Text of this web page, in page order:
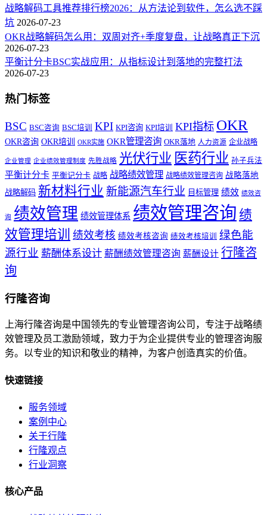
战略解码工具推荐排行榜2026：从方法论到软件，怎么选不踩
坑 2026-07-23
OKR战略解码怎么用：双周对齐+季度复盘，让战略真正下沉
2026-07-23
平衡计分卡BSC实战应用：从指标设计到落地的完整打法
2026-07-23
热门标签
BSC BSC咨询 BSC培训 KPI KPI咨询 KPI培训 KPI指标 OKR
OKR咨询 OKR培训 OKR实施 OKR管理咨询 OKR落地 人力资源 企业战略
企业管理 企业绩效管理制度 先胜战略 光伏行业 医药行业 孙子兵法
平衡计分卡 平衡记分卡 战略 战略绩效管理 战略绩效管理咨询 战略落地
战略解码 新材料行业 新能源汽车行业 目标管理 绩效 绩效咨
询 绩效管理 绩效管理体系 绩效管理咨询 绩
效管理培训 绩效考核 绩效考核咨询 绩效考核培训
绿色能
源行业 薪酬体系设计 薪酬绩效管理咨询 薪酬设计 行隆咨
询
行隆咨询
上海行隆咨询是中国领先的专业管理咨询公司，专注于战略绩
效管理及员工激励领域，致力于为企业提供专业的管理咨询服
务。以专业的知识和敬业的精神，为客户创造真实的价值。
快速链接
服务领域
案例中心
关于行隆
行隆观点
行业洞察
核心产品